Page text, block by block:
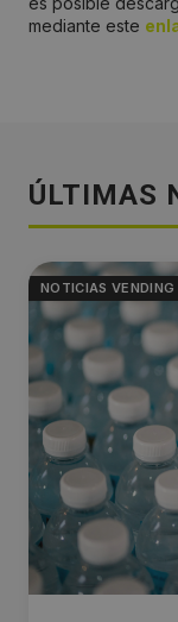
mediante este
ÚLTIMAS
NOTICIAS VENDING